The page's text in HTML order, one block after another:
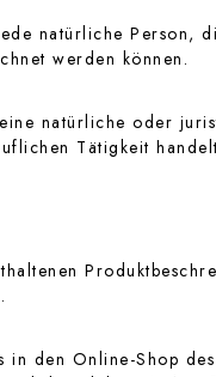
natürliche Person,
werden können.
natürliche oder
Tätigkeit
in den Online-Shop